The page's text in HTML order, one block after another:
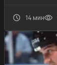
14 мин